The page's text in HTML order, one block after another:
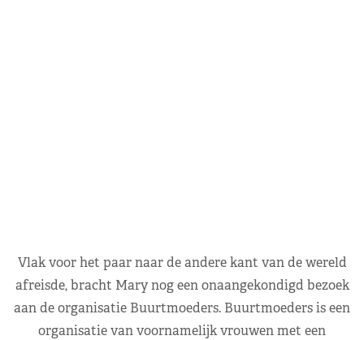
Vlak voor het paar naar de andere kant van de wereld
afreisde, bracht Mary nog een onaangekondigd bezoek
aan de organisatie Buurtmoeders. Buurtmoeders is een
organisatie van voornamelijk vrouwen met een